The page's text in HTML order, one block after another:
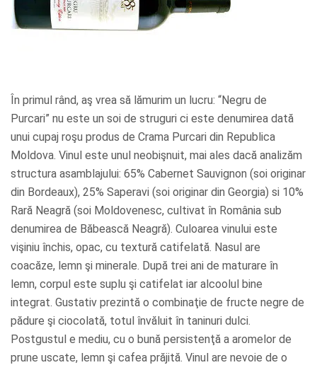
În primul rând, aş vrea să lămurim un lucru: “Negru de
Purcari” nu este un soi de struguri ci este denumirea dată
unui cupaj roşu produs de Crama Purcari din Republica
Moldova. Vinul este unul neobişnuit, mai ales dacă analizăm
structura asamblajului: 65% Cabernet Sauvignon (soi originar
din Bordeaux), 25% Saperavi (soi originar din Georgia) si 10%
Rară Neagră (soi Moldovenesc, cultivat în România sub
denumirea de Băbească Neagră). Culoarea vinului este
vişiniu închis, opac, cu textură catifelată. Nasul are
coacăze, lemn şi minerale. După trei ani de maturare în
lemn, corpul este suplu şi catifelat iar alcoolul bine
integrat. Gustativ prezintă o combinaţie de fructe negre de
pădure şi ciocolată, totul învăluit în taninuri dulci.
Postgustul e mediu, cu o bună persistenţă a aromelor de
prune uscate, lemn şi cafea prăjită. Vinul are nevoie de o